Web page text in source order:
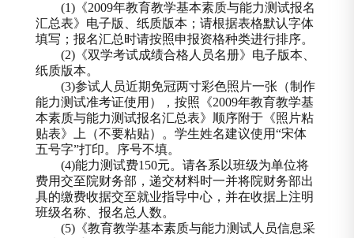
(1) 《2009年教育教学基本素质与能力测试报名
汇总表》电子版、纸质版本；请根据表格默认字体
填写；报名汇总时请按照申报资格种类进行排序。
(2) 《双学考试成绩合格人员名册》电子版本、
纸质版本。
(3)参试人员近期免冠两寸彩色照片一张（制作
能力测试准考证使用），按照《2009年教育教学基
本素质与能力测试报名汇总表》顺序附于《照片粘
贴表》上（不要粘贴）。学生姓名建议使用“宋体
五号字”打印。序号不填。
(4)能力测试费150元。请各系以班级为单位将
费用交至院财务部，递交材料时一并将院财务部出
具的缴费收据交至就业指导中心，并在收据上注明
班级名称、报名总人数。
(5) 《教育教学基本素质与能力测试人员信息采